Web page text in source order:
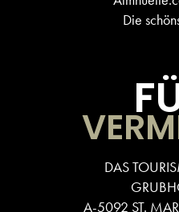
Die
DAS
A-5092 ST.